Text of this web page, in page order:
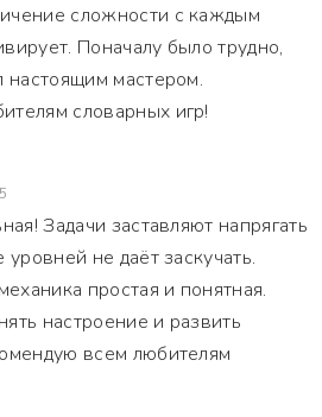
сложности с каждым
Поначалу было трудно,
настоящим мастером.
словарных игр!
Задачи заставляют напрягать
не даёт заскучать.
простая и понятная.
настроение и развить
всем любителям